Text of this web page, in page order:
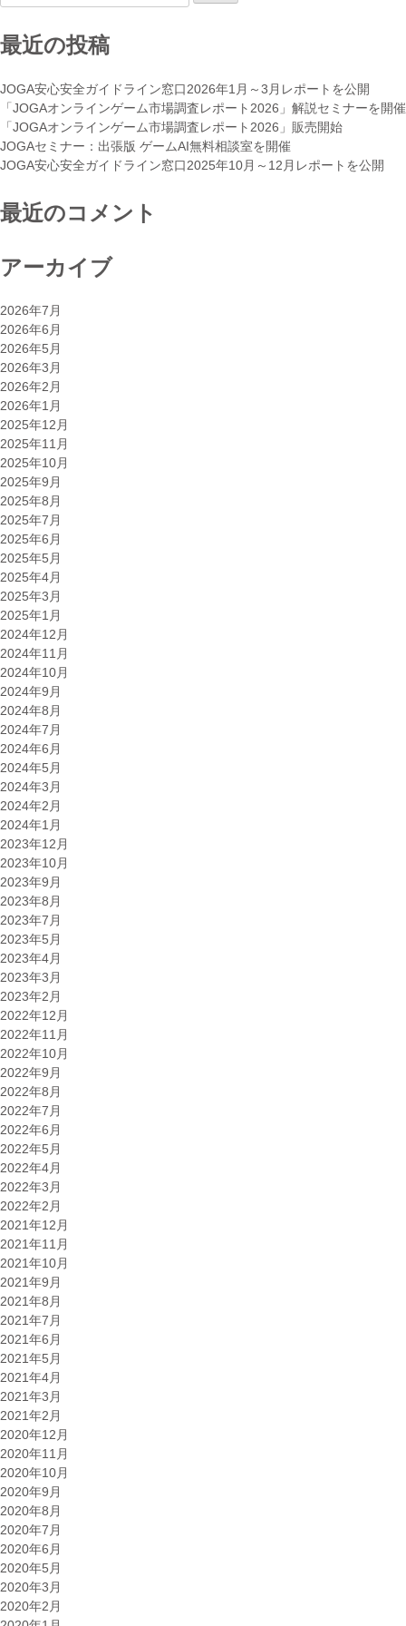
務
の
礎
と
最
新
動
解
ミ
索:
最近の投稿
JOGA安心安全ガイドライン窓口2026年1月～3月レポートを公開
「JOGAオンラインゲーム市場調査レポート2026」解説セミナーを開催
「JOGAオンラインゲーム市場調査レポート2026」販売開始
JOGAセミナー：出張版 ゲームAI無料相談室を開催
JOGA安心安全ガイドライン窓口2025年10月～12月レポートを公開
最近のコメント
アーカイブ
2026年7月
2026年6月
2026年5月
2026年3月
2026年2月
2026年1月
2025年12月
2025年11月
2025年10月
2025年9月
2025年8月
2025年7月
2025年6月
2025年5月
2025年4月
2025年3月
2025年1月
2024年12月
2024年11月
2024年10月
2024年9月
2024年8月
2024年7月
2024年6月
2024年5月
2024年3月
2024年2月
2024年1月
2023年12月
2023年10月
2023年9月
2023年8月
2023年7月
2023年5月
2023年4月
2023年3月
2023年2月
2022年12月
2022年11月
2022年10月
2022年9月
2022年8月
2022年7月
2022年6月
2022年5月
2022年4月
2022年3月
2022年2月
2021年12月
2021年11月
2021年10月
2021年9月
2021年8月
2021年7月
2021年6月
2021年5月
2021年4月
2021年3月
2021年2月
2020年12月
2020年11月
2020年10月
2020年9月
2020年8月
2020年7月
2020年6月
2020年5月
2020年3月
2020年2月